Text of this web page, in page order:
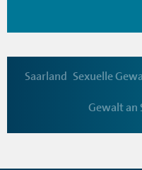
Saarland Sexuelle
Gewalt an